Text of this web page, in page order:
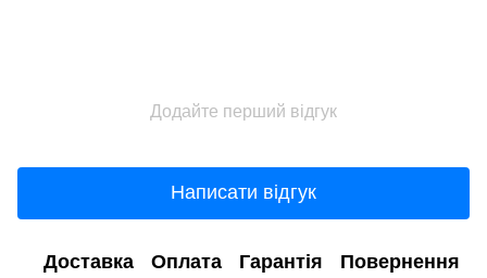
Додайте перший відгук
Написати відгук
Доставка Оплата Гарантія Повернення